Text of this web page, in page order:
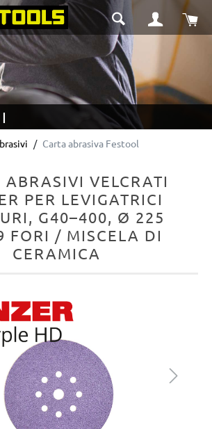
Il
Carta abrasiva Festool
ABRASIVI VELCRATI
PER LEVIGATRICI
G40–400, Ø 225
FORI / MISCELA DI
CERAMICA
di immagini